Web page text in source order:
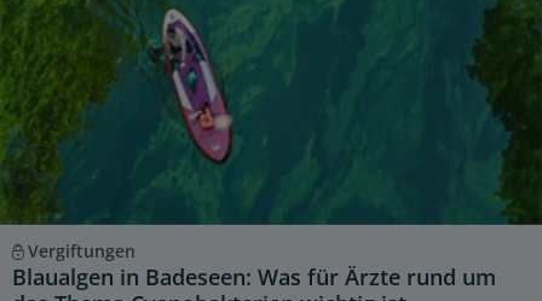
Vergiftungen
Blaualgen in Badeseen: Was für Ärzte rund um